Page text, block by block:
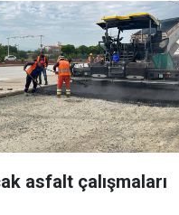
asfalt çalışmaları